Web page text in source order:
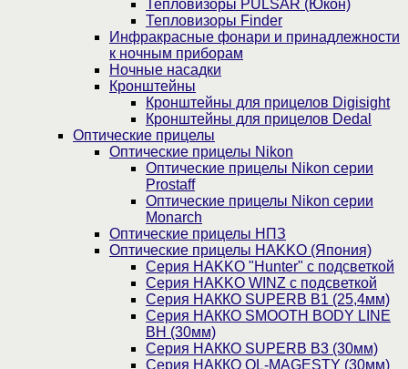
Тепловизоры PULSAR (Юкон)
Тепловизоры Finder
Инфракрасные фонари и принадлежности
к ночным приборам
Ночные насадки
Кронштейны
Кронштейны для прицелов Digisight
Кронштейны для прицелов Dedal
Оптические прицелы
Оптические прицелы Nikon
Оптические прицелы Nikon серии
Prostaff
Оптические прицелы Nikon серии
Monarch
Оптические прицелы НПЗ
Оптические прицелы HAKKO (Япония)
Cерия HAKKO "Hunter" с подсветкой
Серия НAKKO WINZ с подсветкой
Серия НАККО SUPERB B1 (25,4мм)
Серия НАККО SMOOTH BODY LINE
BH (30мм)
Серия НАККО SUPERB B3 (30мм)
Серия НАККО OL-MAGESTY (30мм)